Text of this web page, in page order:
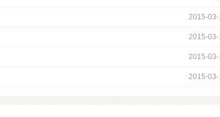
2015-03-
2015-03-
2015-03-
2015-03-